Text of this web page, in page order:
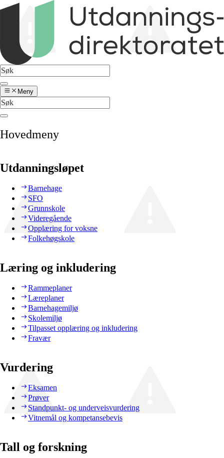
Meny
Hovedmeny
Utdanningsløpet
Barnehage
SFO
Grunnskole
Videregående
Opplæring for voksne
Folkehøgskole
Læring og inkludering
Rammeplaner
Læreplaner
Barnehagemiljø
Skolemiljø
Tilpasset opplæring og inkludering
Fravær
Vurdering
Eksamen
Prøver
Standpunkt- og underveisvurdering
Vitnemål og kompetansebevis
Tall og forskning